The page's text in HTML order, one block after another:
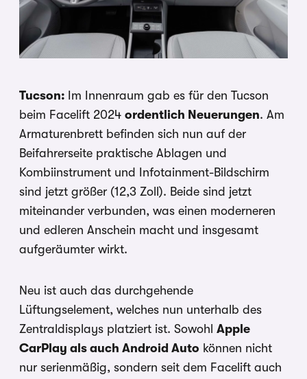
Tucson: Im Innenraum gab es für den Tucson
beim Facelift 2024 ordentlich Neuerungen. Am
Armaturenbrett befinden sich nun auf der
Beifahrerseite praktische Ablagen und
Kombiinstrument und Infotainment-Bildschirm
sind jetzt größer (12,3 Zoll). Beide sind jetzt
miteinander verbunden, was einen moderneren
und edleren Anschein macht und insgesamt
aufgeräumter wirkt.
Neu ist auch das durchgehende
Lüftungselement, welches nun unterhalb des
Zentraldisplays platziert ist. Sowohl Apple
CarPlay als auch Android Auto können nicht
nur serienmäßig, sondern seit dem Facelift auch